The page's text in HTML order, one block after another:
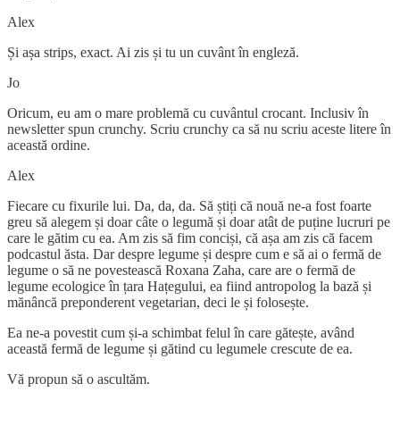
Alex
Și așa strips, exact. Ai zis și tu un cuvânt în engleză.
Jo
Oricum, eu am o mare problemă cu cuvântul crocant. Inclusiv în
newsletter spun crunchy. Scriu crunchy ca să nu scriu aceste litere în
această ordine.
Alex
Fiecare cu fixurile lui. Da, da, da. Să știți că nouă ne-a fost foarte
greu să alegem și doar câte o legumă și doar atât de puține lucruri pe
care le gătim cu ea. Am zis să fim conciși, că așa am zis că facem
podcastul ăsta. Dar despre legume și despre cum e să ai o fermă de
legume o să ne povestească Roxana Zaha, care are o fermă de
legume ecologice în țara Hațegului, ea fiind antropolog la bază și
mănâncă preponderent vegetarian, deci le și folosește.
Ea ne-a povestit cum și-a schimbat felul în care gătește, având
această fermă de legume și gătind cu legumele crescute de ea.
Vă propun să o ascultăm.